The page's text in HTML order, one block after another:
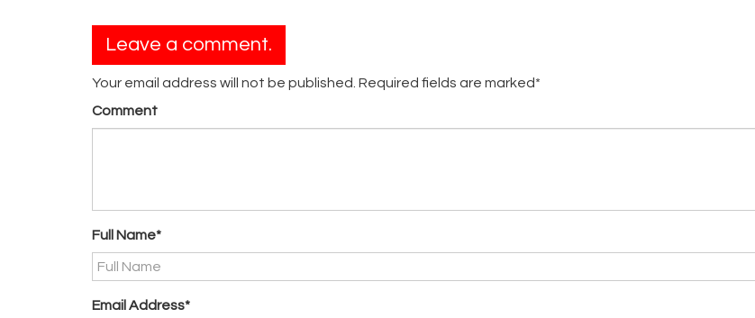
Leave a comment.
Your email address will not be published. Required fields are marked*
Comment
Full Name*
Email Address*